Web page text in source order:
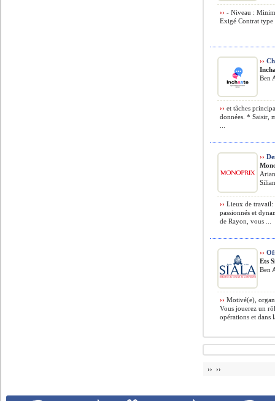
›› - Niveau :
Exigé Contrat
››
Ben
›› et tâches
données. * Saisir,
››
›› Lieux de travail:
passionnés et
de Rayon, vous ...
››
Ets
Ben
›› Motivé(e),
Vous jouerez un
opérations et dans
›› ››